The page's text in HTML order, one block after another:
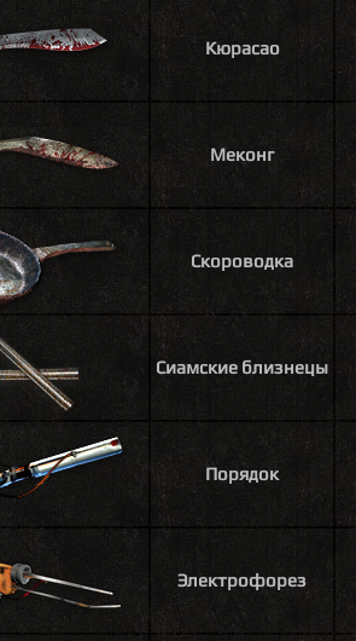
Кюрасао
Меконг
Скороводка
Сиамские близнецы
Порядок
Электрофорез